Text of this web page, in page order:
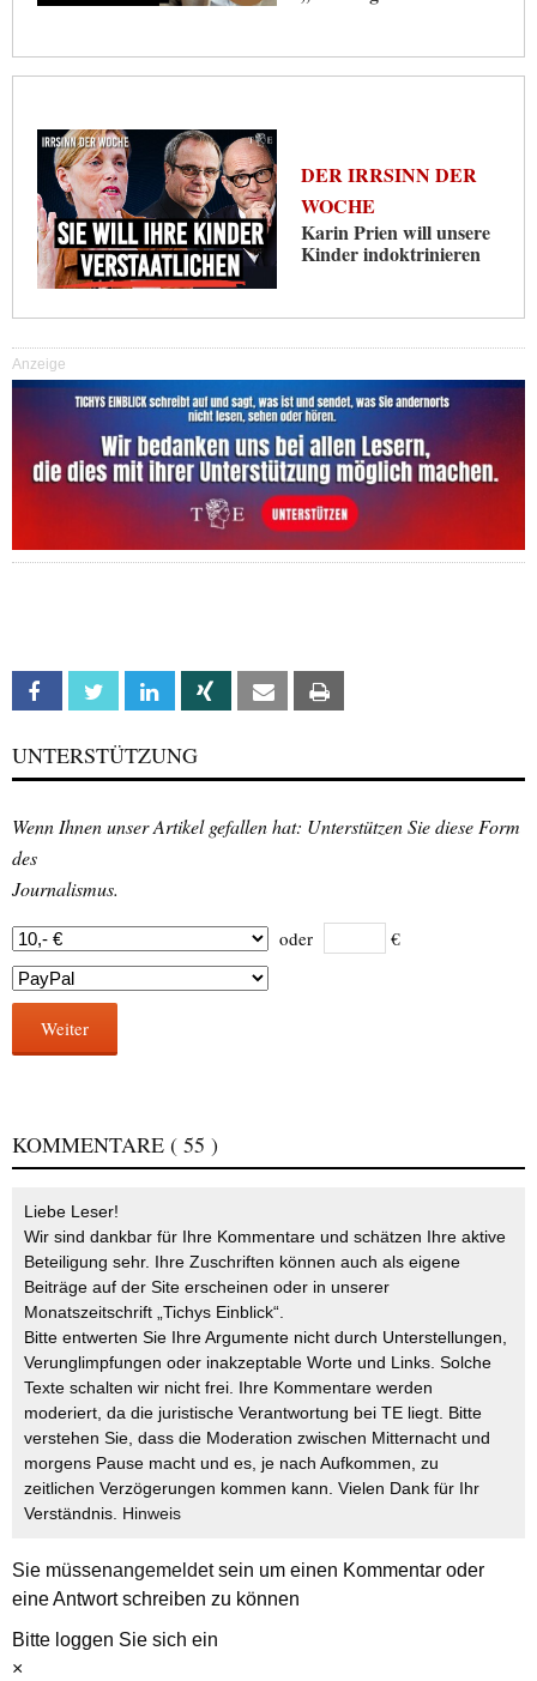
DER IRRSINN DER
WOCHE
Karin Prien will unsere
Kinder indoktrinieren
Anzeige
Facebook Twitter Linkedin Xing Email
UNTERSTÜTZUNG
Wenn Ihnen unser Artikel gefallen hat: Unterstützen Sie diese Form
des
Journalismus.
oder €
Weiter
KOMMENTARE ( 55 )
Liebe Leser!
Wir sind dankbar für Ihre Kommentare und schätzen Ihre aktive
Beteiligung sehr. Ihre Zuschriften können auch als eigene
Beiträge auf der Site erscheinen oder in unserer
Monatszeitschrift „Tichys Einblick“.
Bitte entwerten Sie Ihre Argumente nicht durch Unterstellungen,
Verunglimpfungen oder inakzeptable Worte und Links. Solche
Texte schalten wir nicht frei. Ihre Kommentare werden
moderiert, da die juristische Verantwortung bei TE liegt. Bitte
verstehen Sie, dass die Moderation zwischen Mitternacht und
morgens Pause macht und es, je nach Aufkommen, zu
zeitlichen Verzögerungen kommen kann. Vielen Dank für Ihr
Verständnis. Hinweis
Sie müssenangemeldetsein um einen Kommentar oder
eine Antwort schreiben zu können
Bitte loggen Sie sich ein
×